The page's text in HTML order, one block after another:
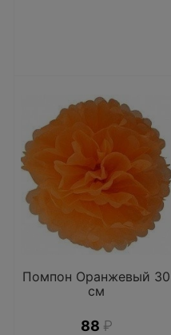
Помпон Оранжевый 30
см
88 ₽